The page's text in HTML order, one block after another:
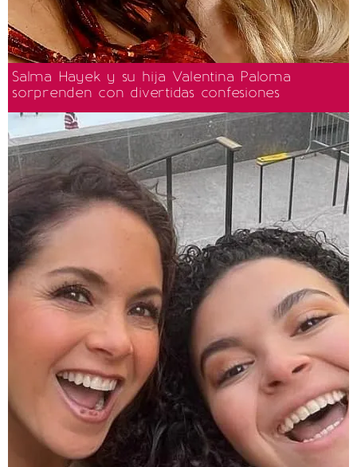
Salma Hayek y su hija Valentina Paloma
sorprenden con divertidas confesiones